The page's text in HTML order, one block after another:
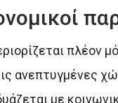
πλέον
ανεπτυγμένες
με